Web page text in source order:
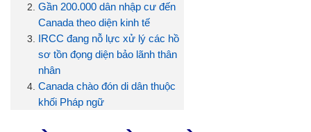
Gần 200.000 dân nhập cư đến
Canada theo diện kinh tế
IRCC đang nỗ lực xử lý các hồ
sơ tồn đọng diện bảo lãnh thân
nhân
Canada chào đón di dân thuộc
khối Pháp ngữ